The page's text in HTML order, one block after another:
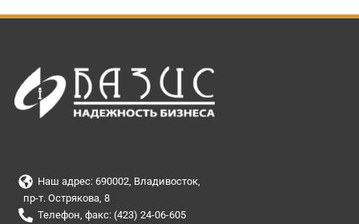
Наш адрес: 690002, Владивосток,
пр-т. Острякова, 8
Телефон, факс: (423) 24-06-605